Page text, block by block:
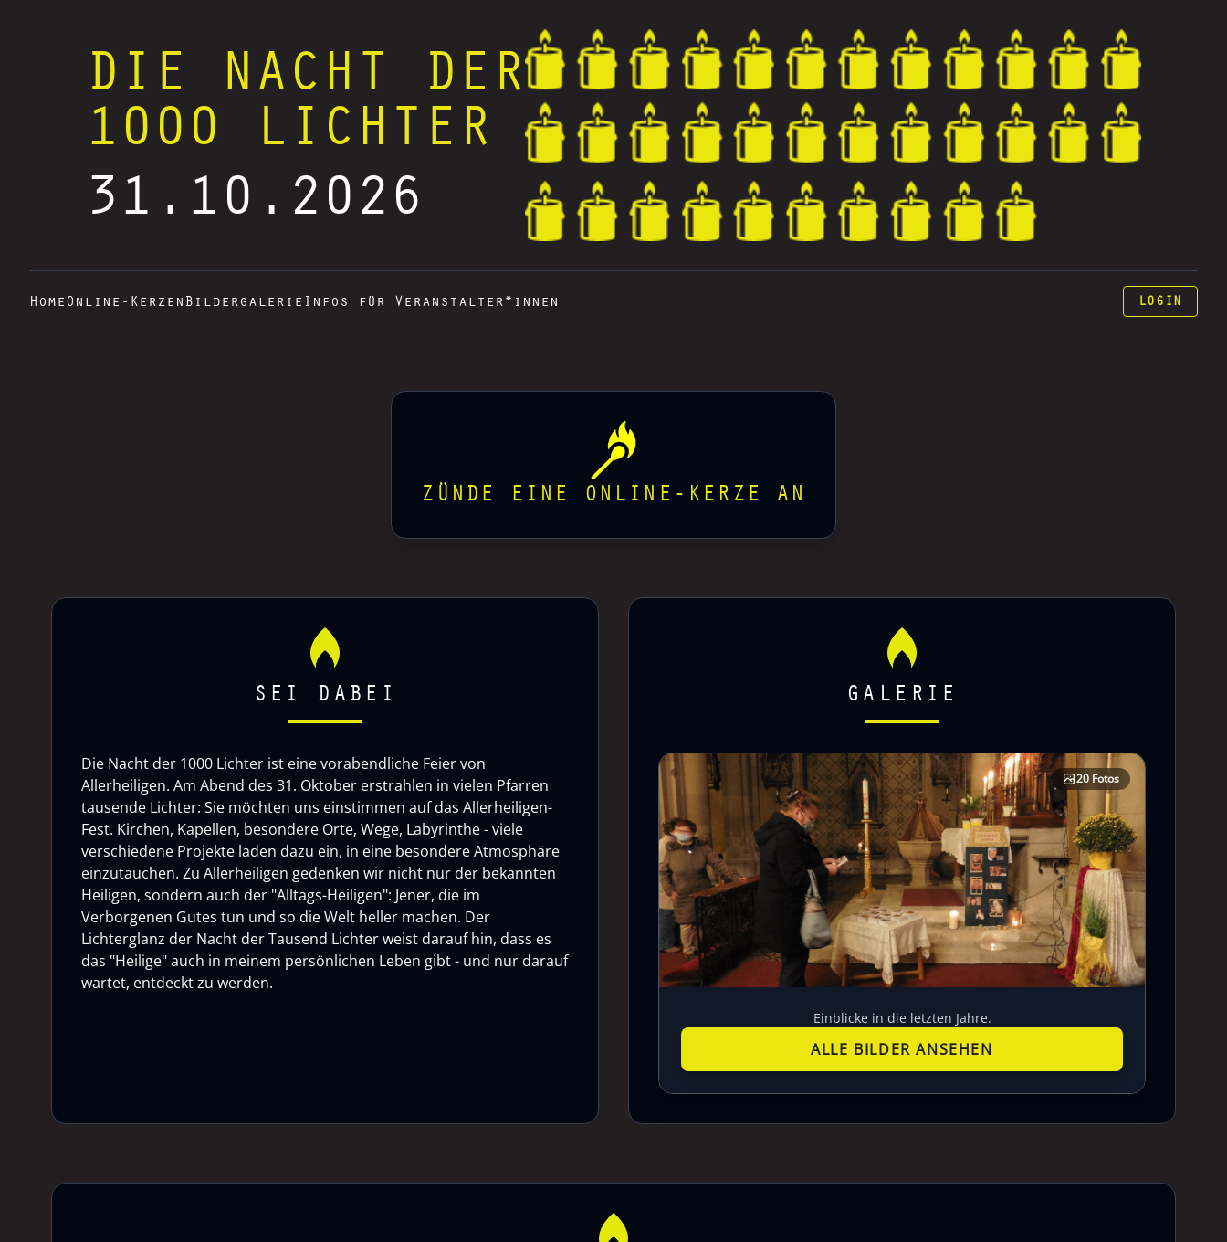
DIE NACHT DER
1000 LICHTER
31.10.2026
HomeOnline-Kerzen Bildergalerie Infos für Veranstalter*innen LOGIN
ZÜNDE EINE ONLINE-KERZE AN
SEI DABEI
Die Nacht der 1000 Lichter ist eine vorabendliche Feier von
Allerheiligen. Am Abend des 31. Oktober erstrahlen in vielen Pfarren
tausende Lichter: Sie möchten uns einstimmen auf das Allerheiligen-
Fest. Kirchen, Kapellen, besondere Orte, Wege, Labyrinthe - viele
verschiedene Projekte laden dazu ein, in eine besondere Atmosphäre
einzutauchen. Zu Allerheiligen gedenken wir nicht nur der bekannten
Heiligen, sondern auch der "Alltags-Heiligen": Jener, die im
Verborgenen Gutes tun und so die Welt heller machen. Der
Lichterglanz der Nacht der Tausend Lichter weist darauf hin, dass es
das "Heilige" auch in meinem persönlichen Leben gibt - und nur darauf
wartet, entdeckt zu werden.
GALERIE
20 Fotos
Einblicke in die letzten Jahre.
ALLE BILDER ANSEHEN